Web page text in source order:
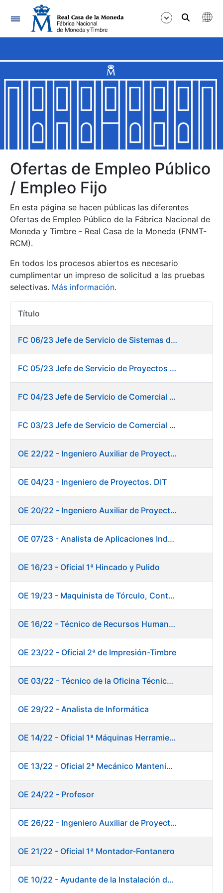
Navegación
Mostrar/Ocultar
Mostrar/Ocultar
Mostrar/Ocultar
Mostrar/Ocultar
Mostrar/Ocultar
Mostrar/Ocultar
Mostrar/Ocultar
Mostrar/Ocultar
Ofertas de Empleo Público
/ Empleo Fijo
En esta página se hacen públicas las diferentes
Ofertas de Empleo Público de la Fábrica Nacional de
Moneda y Timbre - Real Casa de la Moneda (FNMT-
RCM).
En todos los procesos abiertos es necesario
cumplimentar un impreso de solicitud a las pruebas
selectivas. Más información.
Título
FC 06/23 Jefe de Servicio de Sistemas de Información de Fábrica de Papel
FC 05/23 Jefe de Servicio de Proyectos Digitales
FC 04/23 Jefe de Servicio de Comercial de Productos Gráficos
FC 03/23 Jefe de Servicio de Comercial de Documentos de Identificación y Tarjetas y Servicios Digitales
OE 22/22 - Ingeniero Auxiliar de Proyectos. DIT
OE 04/23 - Ingeniero de Proyectos. DIT
OE 20/22 - Ingeniero Auxiliar de Proyectos. Informática
OE 07/23 - Analista de Aplicaciones Industriales
OE 16/23 - Oficial 1ª Hincado y Pulido
OE 19/23 - Maquinista de Tórculo, Contado, Empaquetado e Inutilización de Moneda
OE 16/22 - Técnico de Recursos Humanos
OE 23/22 - Oficial 2ª de Impresión-Timbre
OE 03/22 - Técnico de la Oficina Técnica de Producto (Fábrica de Papel)
OE 29/22 - Analista de Informática
OE 14/22 - Oficial 1ª Máquinas Herramientas y Control Numérico
OE 13/22 - Oficial 2ª Mecánico Mantenimiento Central
OE 24/22 - Profesor
OE 26/22 - Ingeniero Auxiliar de Proyectos
OE 21/22 - Oficial 1ª Montador-Fontanero
OE 10/22 - Ayudante de la Instalación de Preparación de Pastas